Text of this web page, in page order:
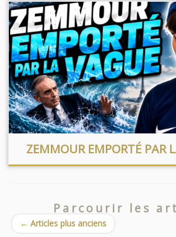
ZEMMOUR EMPORTÉ PAR
Parcourir les
← Articles plus anciens